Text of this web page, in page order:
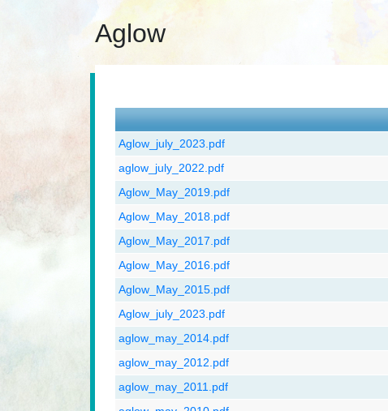
Aglow
Aglow_july_2023.pdf
aglow_july_2022.pdf
Aglow_May_2019.pdf
Aglow_May_2018.pdf
Aglow_May_2017.pdf
Aglow_May_2016.pdf
Aglow_May_2015.pdf
Aglow_july_2023.pdf
aglow_may_2014.pdf
aglow_may_2012.pdf
aglow_may_2011.pdf